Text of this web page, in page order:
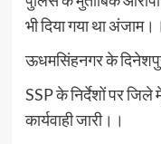
भी दिया गया था अंजाम।।
ऊधमसिंहनगर के
SSP के निर्देशों पर
कार्यवाही जारी।।